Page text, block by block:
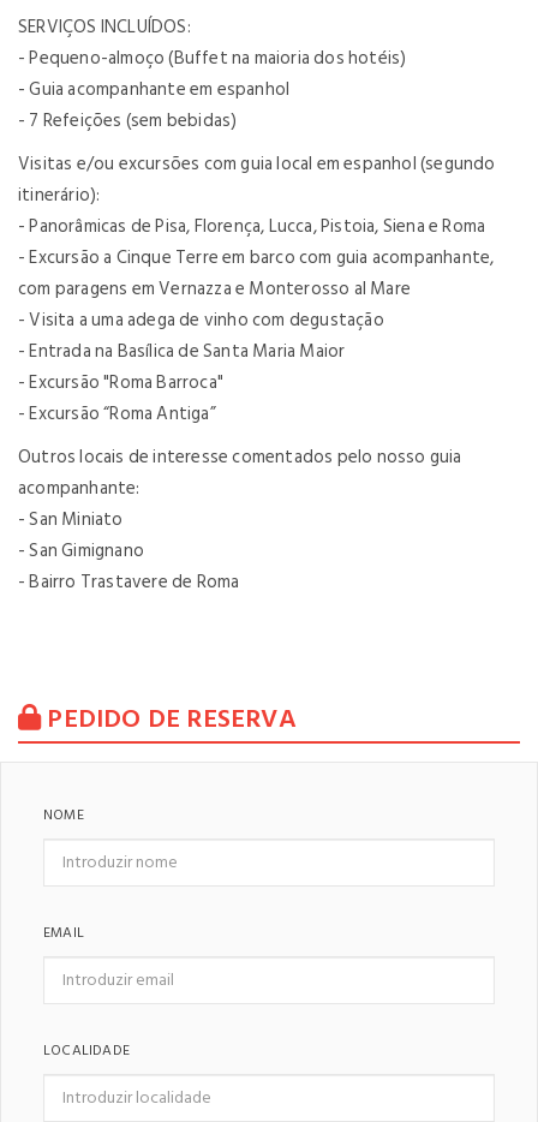
SERVIÇOS INCLUÍDOS:
- Pequeno-almoço (Buffet na maioria dos hotéis)
- Guia acompanhante em espanhol
- 7 Refeições (sem bebidas)
Visitas e/ou excursões com guia local em espanhol (segundo
itinerário):
- Panorâmicas de Pisa, Florença, Lucca, Pistoia, Siena e Roma
- Excursão a Cinque Terre em barco com guia acompanhante,
com paragens em Vernazza e Monterosso al Mare
- Visita a uma adega de vinho com degustação
- Entrada na Basílica de Santa Maria Maior
- Excursão "Roma Barroca"
- Excursão “Roma Antiga”
Outros locais de interesse comentados pelo nosso guia
acompanhante:
- San Miniato
- San Gimignano
- Bairro Trastavere de Roma
PEDIDO DE RESERVA
NOME
EMAIL
LOCALIDADE